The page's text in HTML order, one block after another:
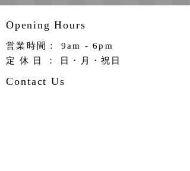
Opening Hours
営業時間： 9am - 6pm
定休日
： 日・月・祝日
Contact Us